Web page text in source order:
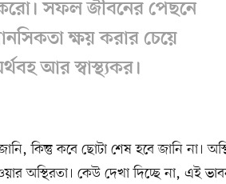
সফল জীবনের পেছনে
ক্ষয় করার চেয়ে
আর স্বাস্থ্যকর।
কিন্তু কবে ছোটা শেষ হবে জানি না।
অস্থিরতা। কেউ দেখা দিচ্ছে না, এই